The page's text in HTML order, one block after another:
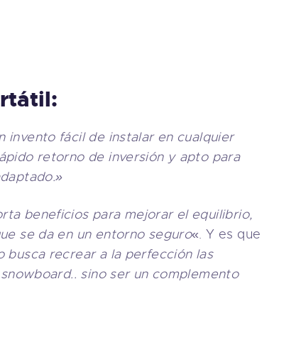
invento fácil de instalar en cualquier
retorno de inversión y apto para
beneficios para mejorar el equilibrio,
se da en un entorno seguro«. Y es que
busca recrear a la perfección las
sino ser un complemento